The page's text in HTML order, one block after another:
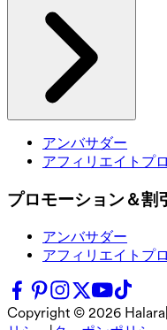
アンバサダー
アフィリエイトプ
プロモーション＆割引
アンバサダー
アフィリエイトプ
Copyright © 2026 Halara